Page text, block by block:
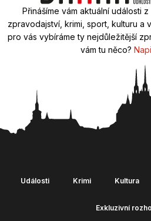
Přinášíme vám aktuální události
zpravodajství, krimi, sport, kulturu a
pro vás vybíráme ty nejdůležitější
vám tu něco?
Události Krimi Kultura
Exkluzivní